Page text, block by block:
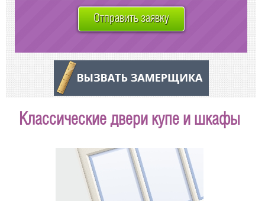
Отправить заявку
Классические двери купе и шкафы